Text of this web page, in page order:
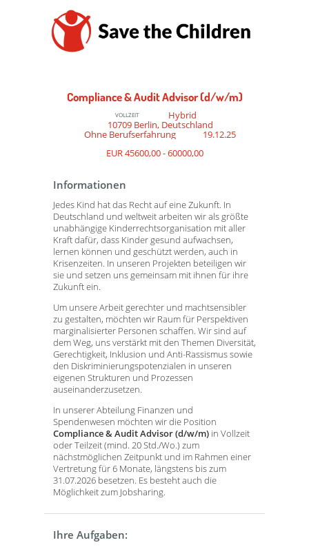
Compliance & Audit Advisor (d/w/m)
VOLLZEIT Hybrid
10709 Berlin, Deutschland
Ohne Berufserfahrung
19.12.25
EUR 45600,00 - 60000,00
Informationen
Jedes Kind hat das Recht auf eine Zukunft. In
Deutschland und weltweit arbeiten wir als größte
unabhängige Kinderrechtsorganisation mit aller
Kraft dafür, dass Kinder gesund aufwachsen,
lernen können und geschützt werden, auch in
Krisenzeiten. In unseren Projekten beteiligen wir
sie und setzen uns gemeinsam mit ihnen für ihre
Zukunft ein.
Um unsere Arbeit gerechter und machtsensibler
zu gestalten, möchten wir Raum für Perspektiven
marginalisierter Personen schaffen. Wir sind auf
dem Weg, uns verstärkt mit den Themen Diversität,
Gerechtigkeit, Inklusion und Anti-Rassismus sowie
den Diskriminierungspotenzialen in unseren
eigenen Strukturen und Prozessen
auseinanderzusetzen.
In unserer Abteilung Finanzen und
Spendenwesen möchten wir die Position
Compliance & Audit Advisor (d/w/m) in Vollzeit
oder Teilzeit (mind. 20 Std./Wo.) zum
nächstmöglichen Zeitpunkt und im Rahmen einer
Vertretung für 6 Monate, längstens bis zum
31.07.2026 besetzen. Es besteht auch die
Möglichkeit zum Jobsharing.
Ihre Aufgaben: